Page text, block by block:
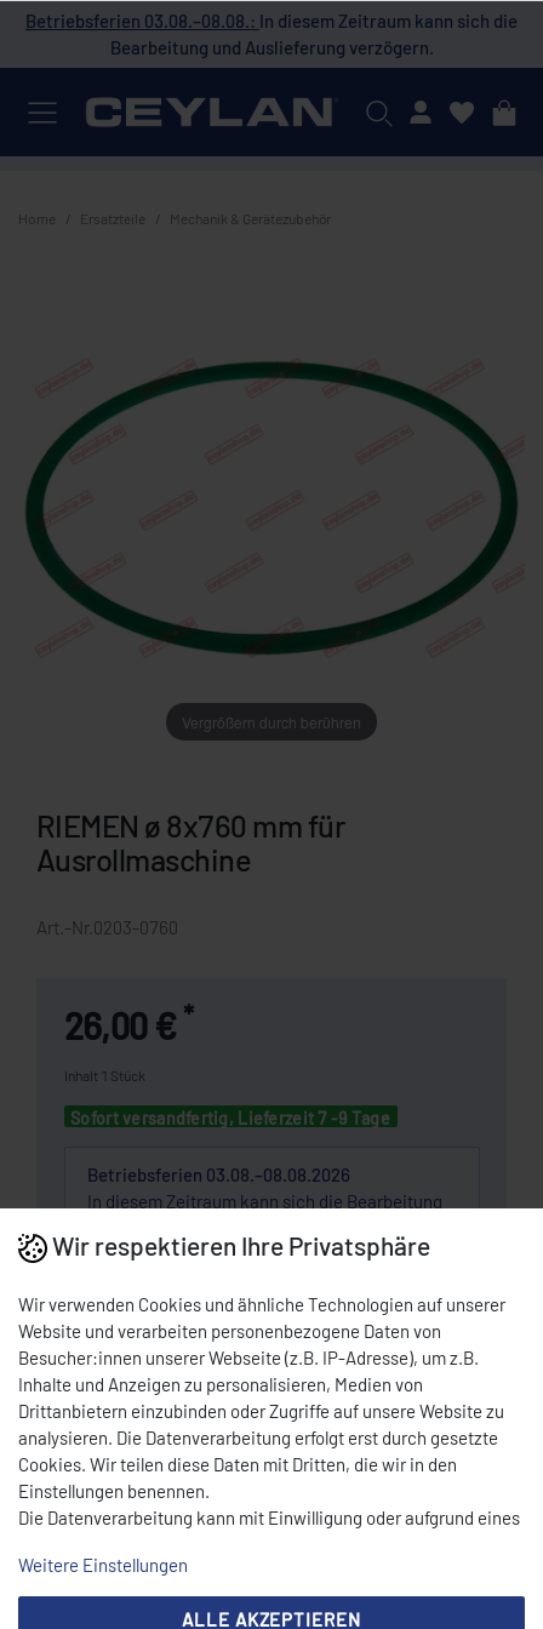
Betriebsferien 03.08.–08.08.: In diesem Zeitraum kann sich die
Bearbeitung und Auslieferung verzögern.
Mein Konto
Home Ersatzteile Mechanik & Gerätezubehör
Vergrößern durch berühren
RIEMEN ø 8x760 mm für
Ausrollmaschine
Art.-Nr. 0203-0760
26,00 € *
Inhalt 1 Stück
Sofort versandfertig, Lieferzeit 7 -9 Tage
Betriebsferien 03.08.–08.08.2026
In diesem Zeitraum kann sich die Bearbeitung
* Nettopreis | Bruttopreis inkl. 19% MwSt.: 30,94 EUR, zzgl.
DOWNLOAD PDF
BESCHREIBUNG
Wir respektieren Ihre Privatsphäre
Wir verwenden Cookies und ähnliche Technologien auf unserer
Website und verarbeiten personenbezogene Daten von
Besucher:innen unserer Webseite (z.B. IP-Adresse), um z.B.
Inhalte und Anzeigen zu personalisieren, Medien von
Drittanbietern einzubinden oder Zugriffe auf unsere Website zu
analysieren. Die Datenverarbeitung erfolgt erst durch gesetzte
Cookies. Wir teilen diese Daten mit Dritten, die wir in den
Einstellungen benennen.
Die Datenverarbeitung kann mit Einwilligung oder aufgrund eines
oder abgelehnt werden. Es besteht das Recht, nicht einzuwilligen
und die Einwilligung zu einem späteren Zeitpunkt zu ändern oder
zu widerrufen. Beachten Sie unserImpressum
Weitere Einstellungen
ALLE AKZEPTIEREN